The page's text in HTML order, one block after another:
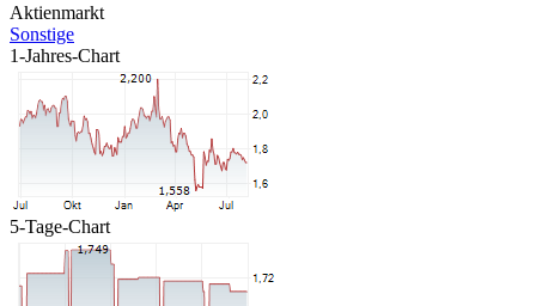
Aktienmarkt
Sonstige
1-Jahres-Chart
5-Tage-Chart